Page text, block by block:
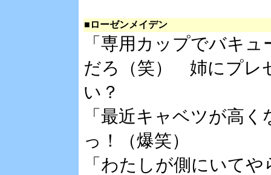
■ローゼンメイデン
「専用カップでバキ
だろ（笑） 姉にプレ
い？
「最近キャベツが高
っ！（爆笑）
「わたしが側にいて